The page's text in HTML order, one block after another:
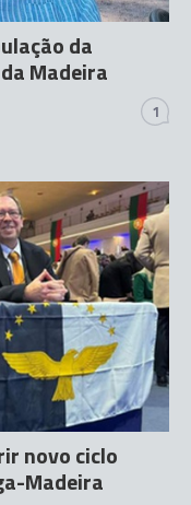
da
Madeira
1
novo ciclo
Madeira